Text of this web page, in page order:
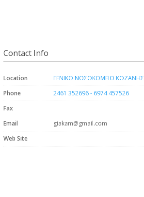
Contact Info
Location
ΓΕΝΙΚΟ ΝΟΣΟΚΟΜΕΙΟ ΚΟΖΑΝΗΣ
Phone
2461 352696 - 6974 457526
Fax
Email
giakam@gmail.com
Web Site